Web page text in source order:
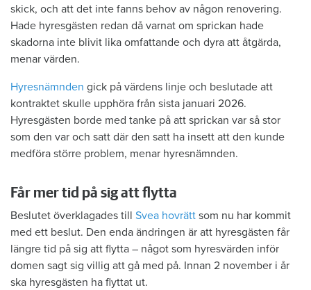
skick, och att det inte fanns behov av någon renovering.
Hade hyresgästen redan då varnat om sprickan hade
skadorna inte blivit lika omfattande och dyra att åtgärda,
menar värden.
Hyresnämnden gick på värdens linje och beslutade att
kontraktet skulle upphöra från sista januari 2026.
Hyresgästen borde med tanke på att sprickan var så stor
som den var och satt där den satt ha insett att den kunde
medföra större problem, menar hyresnämnden.
Får mer tid på sig att flytta
Beslutet överklagades till Svea hovrätt som nu har kommit
med ett beslut. Den enda ändringen är att hyresgästen får
längre tid på sig att flytta – något som hyresvärden inför
domen sagt sig villig att gå med på. Innan 2 november i år
ska hyresgästen ha flyttat ut.